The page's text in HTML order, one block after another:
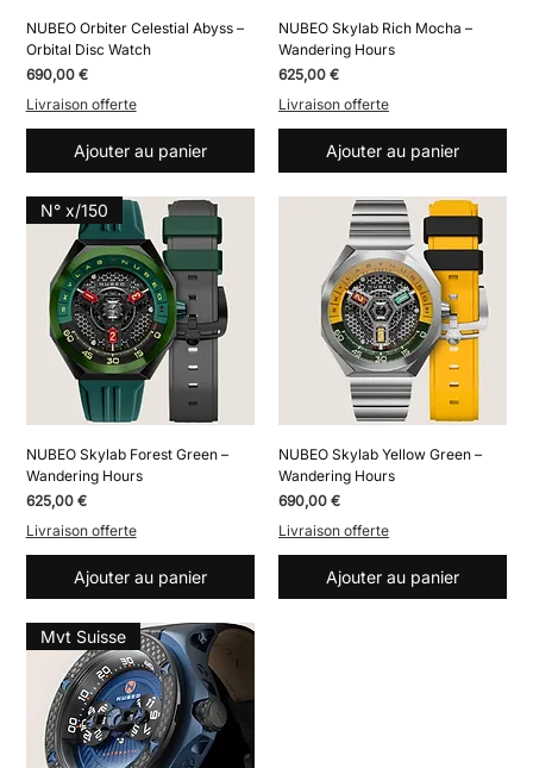
NUBEO Orbiter Celestial Abyss –
Orbital Disc Watch
Prix
690,00 €
Livraison offerte
Ajouter au panier
NUBEO Skylab Rich Mocha –
Wandering Hours
Prix
625,00 €
Livraison offerte
Ajouter au panier
N° x/150
NUBEO Skylab Forest Green –
Wandering Hours
Prix
625,00 €
Livraison offerte
Ajouter au panier
NUBEO Skylab Yellow Green –
Wandering Hours
Prix
690,00 €
Livraison offerte
Ajouter au panier
Mvt Suisse